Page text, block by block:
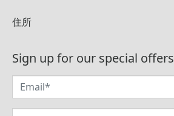
住所
Sign up for our special offers